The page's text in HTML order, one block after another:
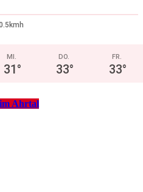
MI.
31°
DO.
33°
FR.
33°
Ahrtal